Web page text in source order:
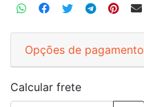
Opções de pagamento
Calcular frete